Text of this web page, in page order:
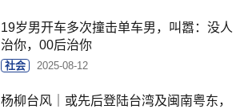
19岁男开车多次撞击单车男，叫嚣：没人
治你，00后治你
社会 2025-08-12
杨柳台风｜或先后登陆台湾及闽南粤东，